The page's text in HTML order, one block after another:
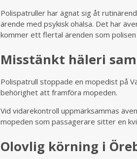
Polispatruller har ägnat sig åt
ärende med psykisk ohälsa. Det har
kommer ett flertal ärenden som
Misstänkt häleri
Polispatrull stoppade en mopedist på
behörighet att framföra mopeden.
Vid vidarekontroll uppmärksammas
mopeden som passagerare sitter en
Olovlig körning i